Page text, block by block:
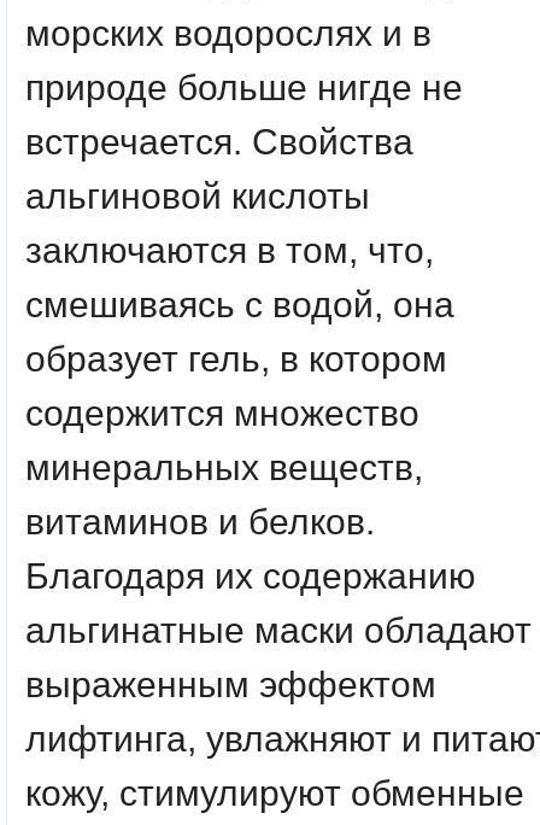
морских водорослях и в
природе больше нигде не
встречается. Свойства
альгиновой кислоты
заключаются в том, что,
смешиваясь с водой, она
образует гель, в котором
содержится множество
минеральных веществ,
витаминов и белков.
Благодаря их содержанию
альгинатные маски обладают
выраженным эффектом
лифтинга, увлажняют и
кожу, стимулируют обменные